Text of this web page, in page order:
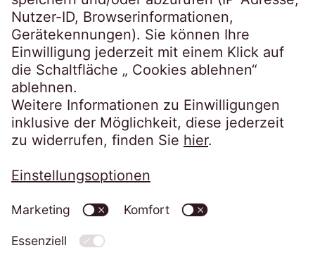
EOSdirect
SECUREtransfer